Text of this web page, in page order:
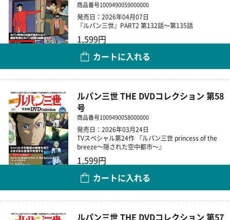
商品番号1009490059000000
発売日：2026年04月07日
『ルパン三世』PART2 第132話～第135話
1,599円
カートに入れる
ルパン三世 THE DVDコレクション 第58
号
商品番号1009490058000000
発売日：2026年03月24日
TVスペシャル第24作 『ルパン三世 princess of the
breeze～隠された空中都市～』
1,599円
カートに入れる
ルパン三世 THE DVDコレクション 第57